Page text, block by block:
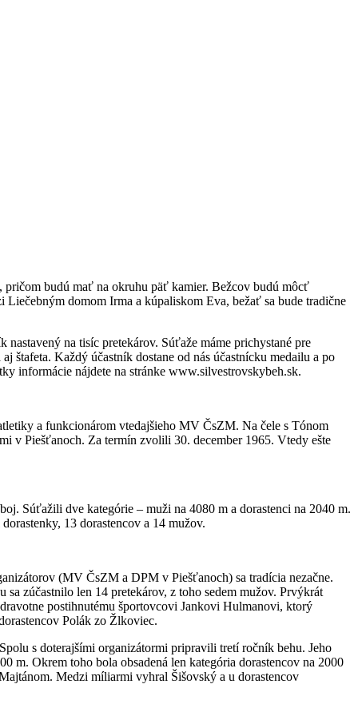
budú mať na okruhu päť kamier. Bežcov budú môcť
domom Irma a kúpaliskom Eva, bežať sa bude tradične
na tisíc pretekárov. Súťaže máme prichystané pre
štafeta. Každý účastník dostane od nás účastnícku medailu a po
informácie nájdete na stránke www.silvestrovskybeh.sk.
a funkcionárom vtedajšieho MV ČsZM. Na čele s Tónom
v Piešťanoch. Za termín zvolili 30. december 1965. Vtedy ešte
Súťažili dve kategórie – muži na 4080 m a dorastenci na 2040 m.
13 dorastencov a 14 mužov.
(MV ČsZM a DPM v Piešťanoch) sa tradícia nezačne.
zúčastnilo len 14 pretekárov, z toho sedem mužov. Prvýkrát
postihnutému športovcovi Jankovi Hulmanovi, ktorý
Polák zo Žlkoviec.
s doterajšími organizátormi pripravili tretí ročník behu. Jeho
Okrem toho bola obsadená len kategória dorastencov na 2000
Medzi míliarmi vyhral Šišovský a u dorastencov